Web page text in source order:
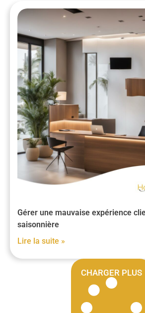
Gérer une mauvaise expérience
saisonnière
Lire la suite »
CHARGER PLUS